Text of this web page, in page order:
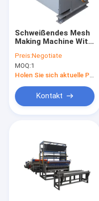
Kontakt
geschweißte
Bau Mesh Welding
Zaunmaschen-
Huhn Mesh Making
Drahtgeraderichten
Schweißendes Mesh
Making Machine With
Steppersystem des
Draht-125KVA
Preis:Negotiate
MOQ:1
Holen Sie sich aktuelle Preis
Kontakt